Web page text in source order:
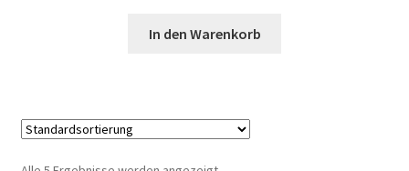
In den Warenkorb